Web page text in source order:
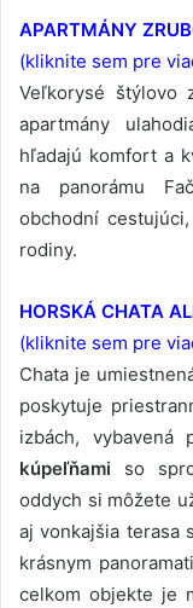
APARTMÁNY
(kliknite sem pre
Veľkorysé štýlovo
apartmány
hľadajú komfort a
na panorámu
obchodní
rodiny.
HORSKÁ CHATA
(kliknite sem pre
Chata je
poskytuje
izbách, vybavená
kúpeľňami so
oddych si môžete
aj vonkajšia terasa
krásnym
celkom objekte je